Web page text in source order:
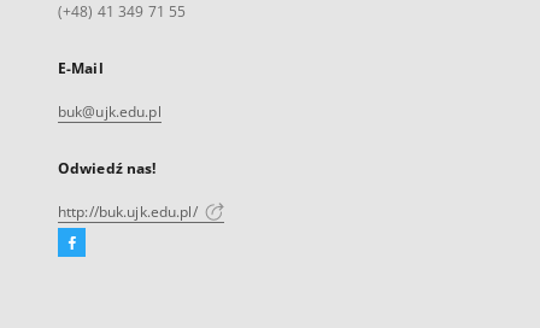
(+48) 41 349 71 55
E-Mail
buk@ujk.edu.pl
Odwiedź nas!
http://buk.ujk.edu.pl/
Facebook